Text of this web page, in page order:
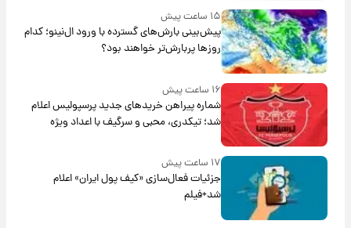
۱۵ ساعت پیش
پیش‌بینی بارش‌های گسترده با ورود ال‌نینو؛ کدام
روزها پربارش‌تر خواهند بود؟
۱۶ ساعت پیش
شماره پیراهن خریدهای جدید پرسپولیس اعلام
شد؛ تیکدری، محبی و سرگیف با اعداد ویژه
۱۷ ساعت پیش
جزئیات فعال‌سازی «کیف پول ایران» اعلام
شد+فیلم